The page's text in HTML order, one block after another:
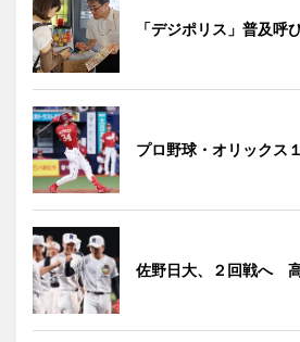
「デジポリス」普及呼
プロ野球・オリックス
佐野日大、２回戦へ